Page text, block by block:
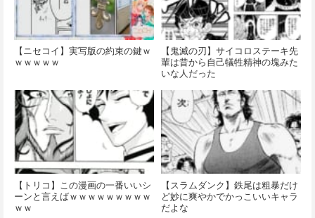
【ニセコイ】実写版の約束の鍵ｗ
ｗｗｗｗｗ
【鬼滅の刃】サイコロステーキ先
輩は昔から自己犠牲精神の塊みた
いな人だった
【トリコ】この漫画の一番いいシ
ーンと言えばｗｗｗｗｗｗｗｗｗ
ｗｗ
【スラムダンク】鉄尾は粗暴だけ
ど妙に爽やかでかっこいいキャラ
だよな